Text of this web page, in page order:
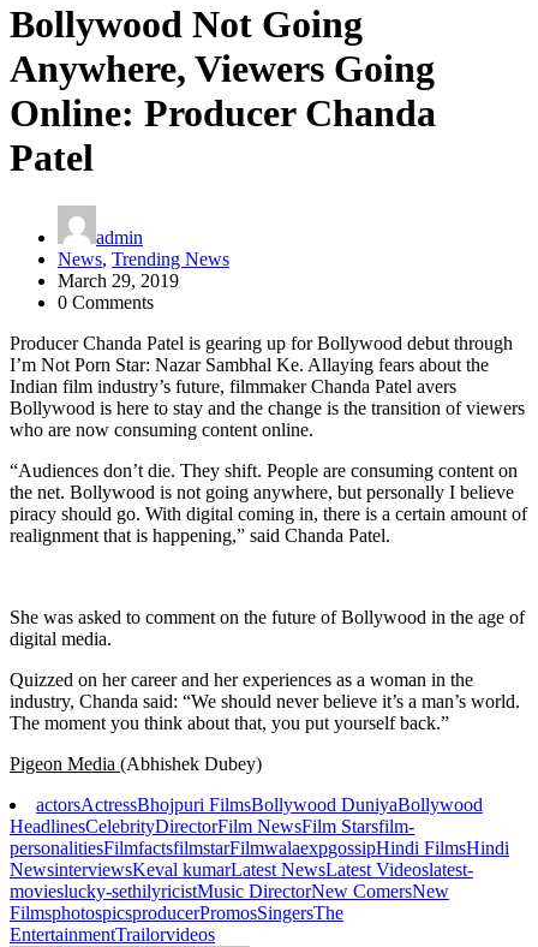
Bollywood Not Going
Anywhere, Viewers Going
Online: Producer Chanda
Patel
admin
News, Trending News
March 29, 2019
0 Comments
Producer Chanda Patel is gearing up for Bollywood debut through
I’m Not Porn Star: Nazar Sambhal Ke. Allaying fears about the
Indian film industry’s future, filmmaker Chanda Patel avers
Bollywood is here to stay and the change is the transition of viewers
who are now consuming content online.
“Audiences don’t die. They shift. People are consuming content on
the net. Bollywood is not going anywhere, but personally I believe
piracy should go. With digital coming in, there is a certain amount of
realignment that is happening,” said Chanda Patel.
She was asked to comment on the future of Bollywood in the age of
digital media.
Quizzed on her career and her experiences as a woman in the
industry, Chanda said: “We should never believe it’s a man’s world.
The moment you think about that, you put yourself back.”
Pigeon Media (Abhishek Dubey)
actorsActressBhojpuri FilmsBollywood DuniyaBollywood
HeadlinesCelebrityDirectorFilm NewsFilm Starsfilm-
personalitiesFilmfactsfilmstarFilmwalaexpgossipHindi FilmsHindi
NewsinterviewsKeval kumarLatest NewsLatest Videoslatest-
movieslucky-sethilyricistMusic DirectorNew ComersNew
FilmsphotospicsproducerPromosSingersThe
EntertainmentTrailorvideos